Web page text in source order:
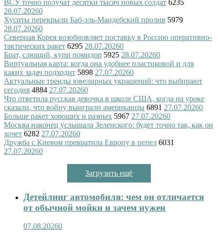
ВСУ точно получат десятки тысяч новых солдат 6235
28.07.20260
Хуситы перекрыли Баб-эль-Мандебский пролив 5979
28.07.20260
Северная Корея возобновляет поставку в Россию оперативно-
тактических ракет 6295 28.07.20260
Брат, слющий, купи помидор 5925 28.07.20260
Виртуальная карта: когда она удобнее пластиковой и для
каких задач подходит 5898 27.07.20260
Актуальные тренды ювелирных украшений: что выбирают
сегодня 4884 27.07.20260
Что ответила русская девочка в школе США, когда на уроке
сказали, что войну выиграли американцы 6891 27.07.20260
Больше ракет хороших и разных 5967 27.07.20260
Москва наконец услышала Зеленского: будет точно так, как он
хочет 6282 27.07.20260
Дружба с Киевом превратила Европу в пепел 6031
27.07.20260
Загрузить ещё
Детейлинг автомобиля: чем он отличается
от обычной мойки и зачем нужен
07.08.20260